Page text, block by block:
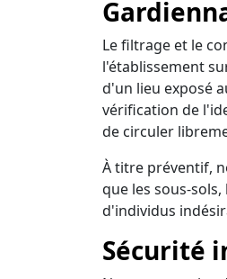
Le filtrage et le
l'établissement
d'un lieu exposé
vérification de
de circuler
À titre préventif,
que les sous-
d'individus
Sécurité